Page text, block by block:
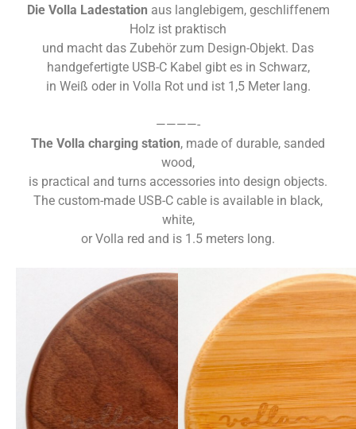
Die Volla Ladestation aus langlebigem, geschliffenem
Holz ist praktisch
und macht das Zubehör zum Design-Objekt. Das
handgefertigte USB-C Kabel gibt es in Schwarz,
in Weiß oder in Volla Rot und ist 1,5 Meter lang.
————-
The Volla charging station, made of durable, sanded
wood,
is practical and turns accessories into design objects.
The custom-made USB-C cable is available in black,
white,
or Volla red and is 1.5 meters long.